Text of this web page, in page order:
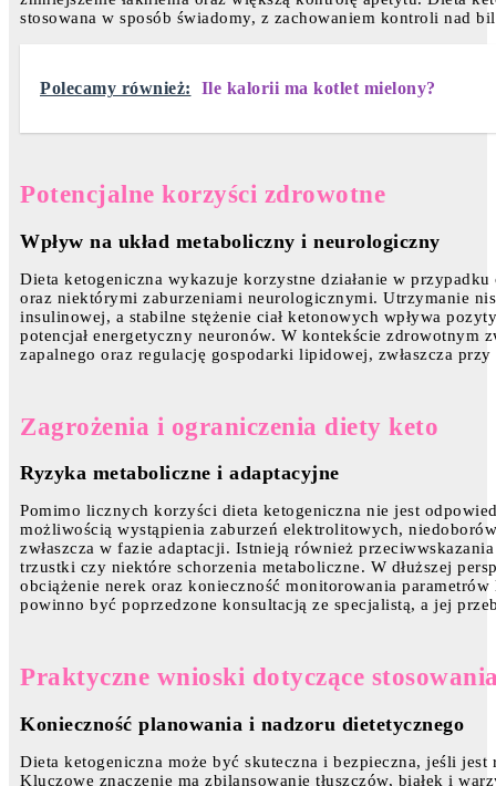
stosowana w sposób świadomy, z zachowaniem kontroli nad
Polecamy również: Ile kalorii ma kotlet mielony?
Potencjalne korzyści zdrowotne
Wpływ na układ metaboliczny i neurologiczny
Dieta ketogeniczna wykazuje korzystne działanie w
oraz niektórymi zaburzeniami neurologicznymi. Utrzymanie
insulinowej, a stabilne stężenie ciał ketonowych wpływa
potencjał energetyczny neuronów. W kontekście zdrowotnym
zapalnego oraz regulację gospodarki lipidowej, zwłaszcza
Zagrożenia i ograniczenia diety keto
Ryzyka metaboliczne i adaptacyjne
Pomimo licznych korzyści dieta ketogeniczna nie jest
możliwością wystąpienia zaburzeń elektrolitowych,
zwłaszcza w fazie adaptacji. Istnieją również
trzustki czy niektóre schorzenia metaboliczne. W dłuższej
obciążenie nerek oraz konieczność monitorowania
powinno być poprzedzone konsultacją ze specjalistą, a jej
Praktyczne wnioski dotyczące
Konieczność planowania i nadzoru dietetycznego
Dieta ketogeniczna może być skuteczna i bezpieczna, jeśli
Kluczowe znaczenie ma zbilansowanie tłuszczów, białek i